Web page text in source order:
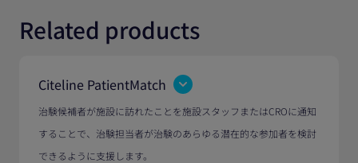
Related products
Citeline PatientMatch
治験候補者が施設に訪れたことを施設スタッフまたはCROに通知
することで、治験担当者が治験のあらゆる潜在的な参加者を検討
できるように支援します。